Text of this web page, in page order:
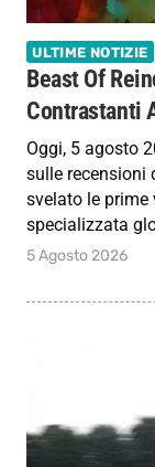
ULTIME NOTIZIE
Beast Of
Contrastanti
Oggi, 5 agosto
sulle recensioni
svelato le
specializzata
5 Agosto 2026